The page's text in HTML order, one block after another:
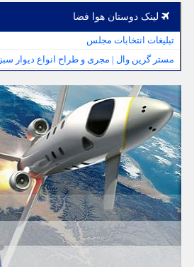
لینک دوستان هوا فضا
تبلیغات انتخابات مجلس
مستر گرین وال | مجری و طراح انواع دیوار سبز